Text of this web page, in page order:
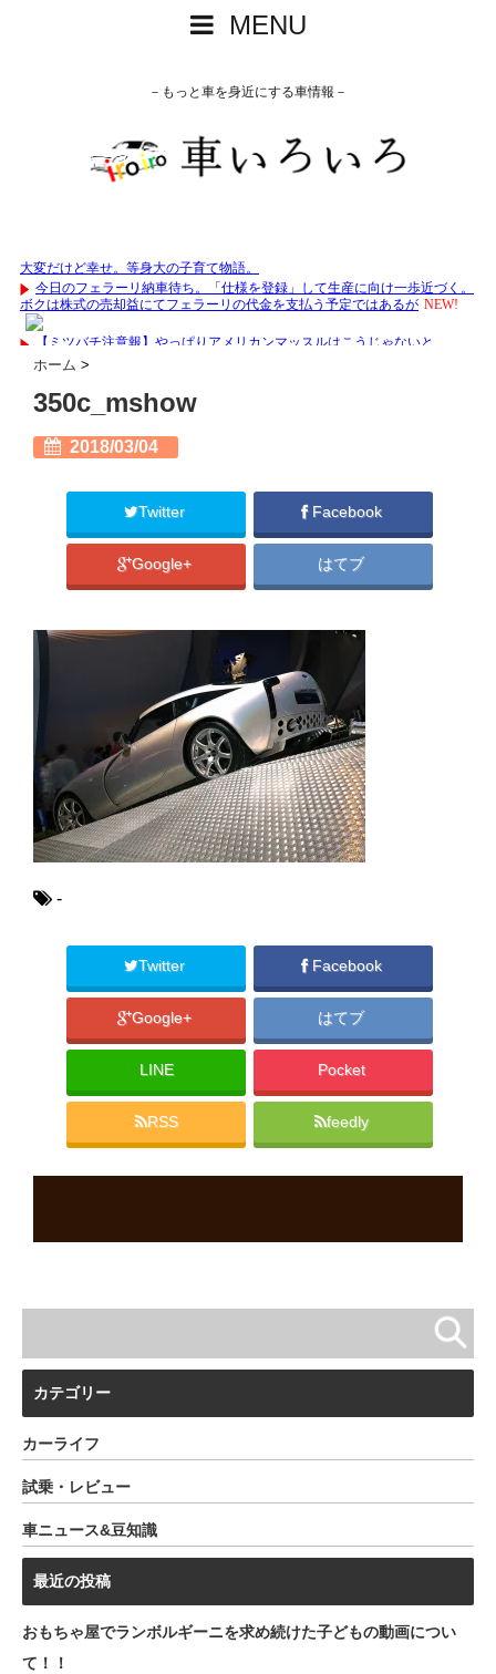
MENU
－もっと車を身近にする車情報－
ホーム >
350c_mshow
2018/03/04
Twitter Facebook
Google+ はてブ
-
Twitter Facebook
Google+ はてブ
LINE Pocket
RSS feedly
カテゴリー
カーライフ
試乗・レビュー
車ニュース&豆知識
最近の投稿
おもちゃ屋でランボルギーニを求め続けた子どもの動画につい
て！！